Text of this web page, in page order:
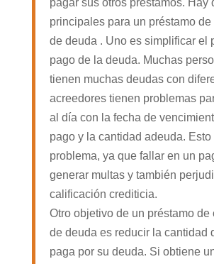
pagar sus otros préstamos. Hay
principales para un préstamo
de deuda . Uno es simplificar el
pago de la deuda. Muchas
tienen muchas deudas con
acreedores tienen problemas
al día con la fecha de
pago y la cantidad adeuda.
problema, ya que fallar en un
generar multas y también
calificación crediticia.
Otro objetivo de un préstamo
de deuda es reducir la cantidad
paga por su deuda. Si obtiene